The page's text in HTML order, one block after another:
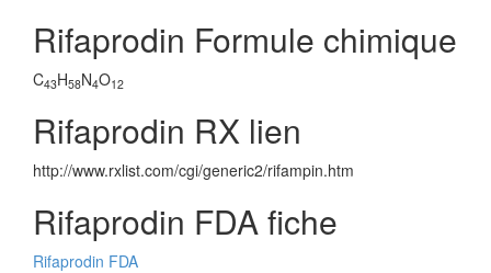
Rifaprodin Formule chimique
C43H58N4O12
Rifaprodin RX lien
http://www.rxlist.com/cgi/generic2/rifampin.htm
Rifaprodin FDA fiche
Rifaprodin FDA